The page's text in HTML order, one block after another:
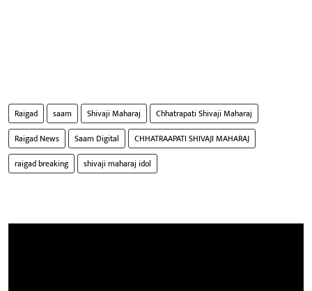
Raigad saam Shivaji Maharaj
Chhatrapati Shivaji Maharaj
Raigad News
Saam Digital
CHHATRAAPATI SHIVAJI MAHARAJ
raigad breaking
shivaji maharaj idol